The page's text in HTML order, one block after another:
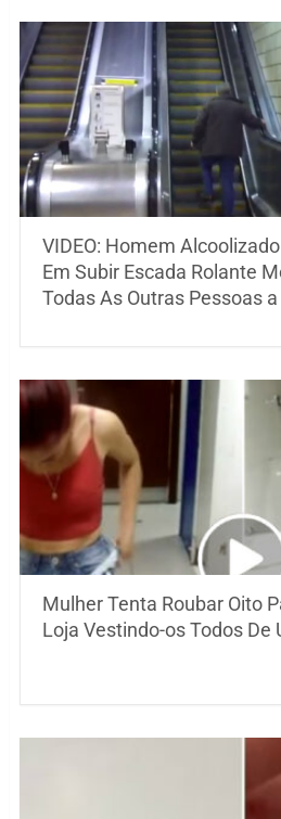
VIDEO: Homem
Em Subir Escada Rolante
Todas As Outras Pessoas
Mulher Tenta Roubar Oito
Loja Vestindo-os Todos De